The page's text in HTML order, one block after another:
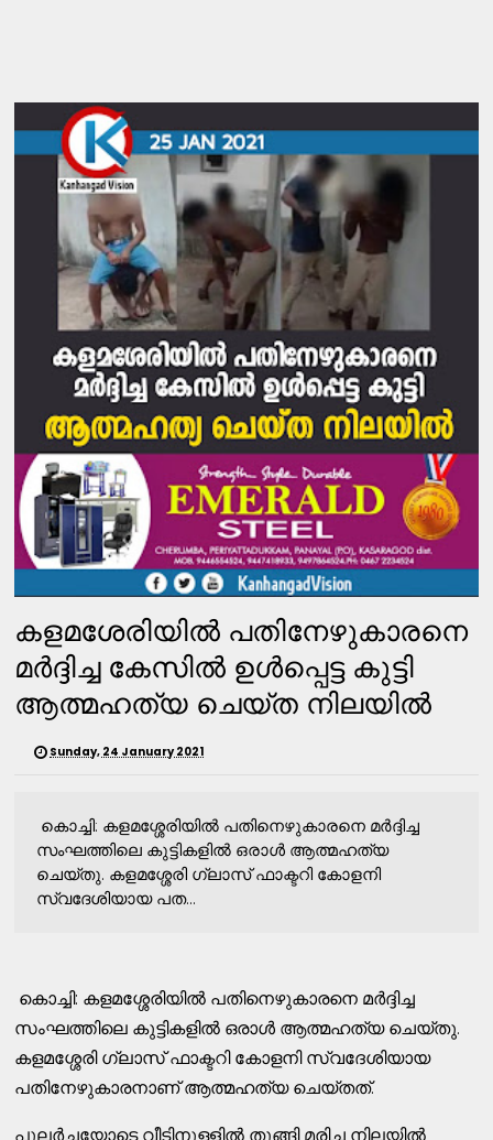
കളമശേരിയില്‍ പതിനേഴുകാരനെ
മര്‍ദ്ദിച്ച കേസില്‍ ഉള്‍പ്പെട്ട കുട്ടി
ആത്മഹത്യ ചെയ്ത നിലയില്‍
Sunday, 24 January 2021
കൊച്ചി: കളമശ്ശേരിയില്‍ പതിനെഴുകാരനെ മര്‍ദ്ദിച്ച
സംഘത്തിലെ കുട്ടികളില്‍ ഒരാള്‍ ആത്മഹത്യ
ചെയ്തു. കളമശ്ശേരി ഗ്ലാസ് ഫാക്ടറി കോളനി
സ്വദേശിയായ പത...
കൊച്ചി: കളമശ്ശേരിയില്‍ പതിനെഴുകാരനെ മര്‍ദ്ദിച്ച
സംഘത്തിലെ കുട്ടികളില്‍ ഒരാള്‍ ആത്മഹത്യ ചെയ്തു.
കളമശ്ശേരി ഗ്ലാസ് ഫാക്ടറി കോളനി സ്വദേശിയായ
പതിനേഴുകാരനാണ് ആത്മഹത്യ ചെയ്തത്.
പുലര്‍ച്ചയോടെ വീടിനുള്ളില്‍ തൂങ്ങി മരിച്ച നിലയില്‍